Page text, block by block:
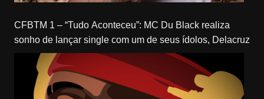
CFBTM 1 – “Tudo Aconteceu”: MC Du Black realiza
sonho de lançar single com um de seus ídolos, Delacruz